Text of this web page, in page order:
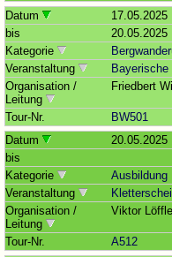
Datum
17.05.2025
bis
20.05.2025
Kategorie
Veranstaltung
Bayerische
Organisation /
Leitung
Friedbert
Tour-Nr.
BW501
Datum
20.05.2025
bis
Kategorie
Ausbildung
Veranstaltung
Organisation /
Leitung
Viktor
Tour-Nr.
A512